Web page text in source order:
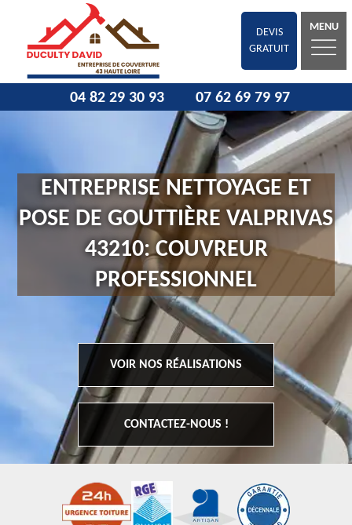
DEVIS
GRATUIT
MENU
04 82 29 30 93 07 62 69 79 97
ENTREPRISE NETTOYAGE ET
POSE DE GOUTTIÈRE VALPRIVAS
43210: COUVREUR
PROFESSIONNEL
VOIR NOS RÉALISATIONS
CONTACTEZ-NOUS !